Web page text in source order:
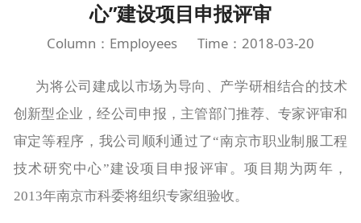
心”建设项目申报评审
Column：Employees Time：2018-03-20
为将公司建成以市场为导向、产学研相结合的技术
创新型企业，经公司申报，主管部门推荐、专家评审和
审定等程序，我公司顺利通过了“南京市职业制服工程
技术研究中心”建设项目申报评审。项目期为两年，
2013年南京市科委将组织专家组验收。